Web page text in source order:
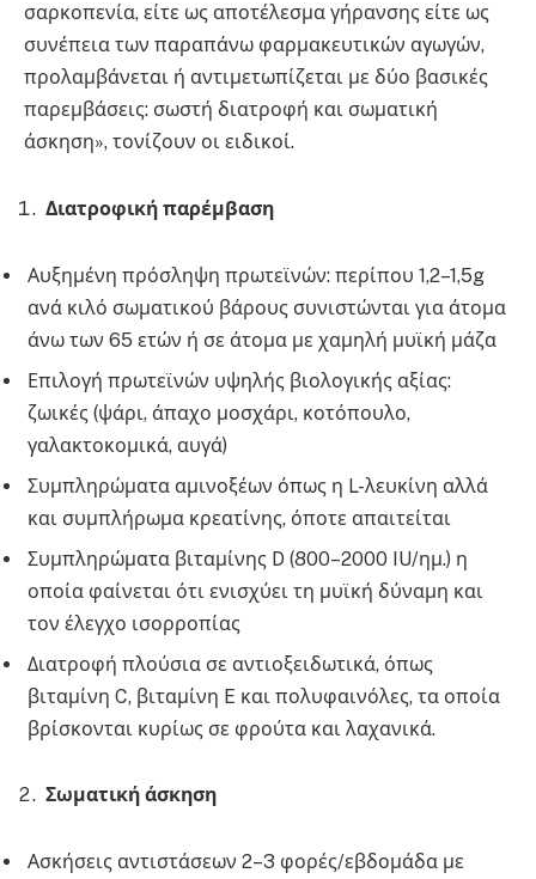
σαρκοπενία, είτε ως αποτέλεσμα γήρανσης είτε ως
συνέπεια των παραπάνω φαρμακευτικών αγωγών,
προλαμβάνεται ή αντιμετωπίζεται με δύο βασικές
παρεμβάσεις: σωστή διατροφή και σωματική
άσκηση», τονίζουν οι ειδικοί.
Διατροφική παρέμβαση
Αυξημένη πρόσληψη πρωτεϊνών: περίπου 1,2–1,5g
ανά κιλό σωματικού βάρους συνιστώνται για άτομα
άνω των 65 ετών ή σε άτομα με χαμηλή μυϊκή μάζα
Επιλογή πρωτεϊνών υψηλής βιολογικής αξίας:
ζωικές (ψάρι, άπαχο μοσχάρι, κοτόπουλο,
γαλακτοκομικά, αυγά)
Συμπληρώματα αμινοξέων όπως η L-λευκίνη αλλά
και συμπλήρωμα κρεατίνης, όποτε απαιτείται
Συμπληρώματα βιταμίνης D (800–2000 IU/ημ.) η
οποία φαίνεται ότι ενισχύει τη μυϊκή δύναμη και
τον έλεγχο ισορροπίας
Διατροφή πλούσια σε αντιοξειδωτικά, όπως
βιταμίνη C, βιταμίνη E και πολυφαινόλες, τα οποία
βρίσκονται κυρίως σε φρούτα και λαχανικά.
Σωματική άσκηση
Ασκήσεις αντιστάσεων 2–3 φορές/εβδομάδα με